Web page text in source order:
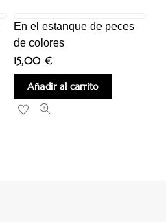
En el estanque de peces
de colores
15,00 €
Añadir al carrito